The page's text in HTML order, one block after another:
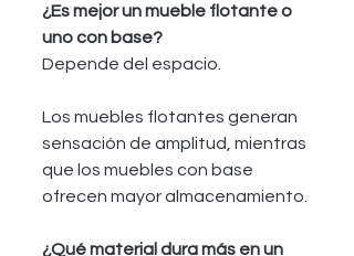
¿Es mejor un mueble flotante o
uno con base?
Depende del espacio.
Los muebles flotantes generan
sensación de amplitud, mientras
que los muebles con base
ofrecen mayor almacenamiento.
¿Qué material dura más en un